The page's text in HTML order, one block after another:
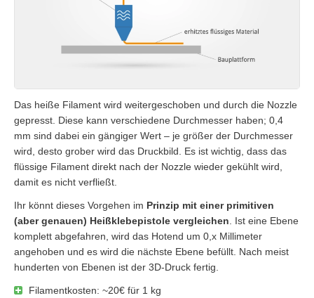
Das heiße Filament wird weitergeschoben und durch die Nozzle
gepresst. Diese kann verschiedene Durchmesser haben; 0,4
mm sind dabei ein gängiger Wert – je größer der Durchmesser
wird, desto grober wird das Druckbild. Es ist wichtig, dass das
flüssige Filament direkt nach der Nozzle wieder gekühlt wird,
damit es nicht verfließt.
Ihr könnt dieses Vorgehen im Prinzip mit einer primitiven
(aber genauen) Heißklebepistole vergleichen . Ist eine Ebene
komplett abgefahren, wird das Hotend um 0,x Millimeter
angehoben und es wird die nächste Ebene befüllt. Nach meist
hunderten von Ebenen ist der 3D-Druck fertig.
Filamentkosten: ~20€ für 1 kg